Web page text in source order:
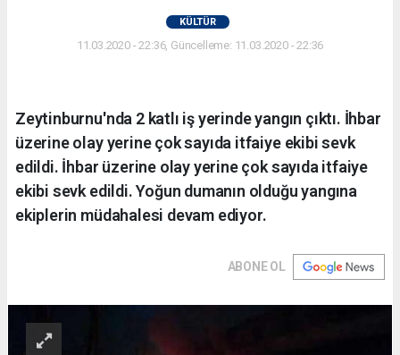
KÜLTÜR
11.03.2020 - 22:36, Güncelleme: 11.03.2020 - 22:36
Zeytinburnu'nda 2 katlı iş yerinde yangın çıktı. İhbar
üzerine olay yerine çok sayıda itfaiye ekibi sevk
edildi. İhbar üzerine olay yerine çok sayıda itfaiye
ekibi sevk edildi. Yoğun dumanın olduğu yangına
ekiplerin müdahalesi devam ediyor.
ABONE OL